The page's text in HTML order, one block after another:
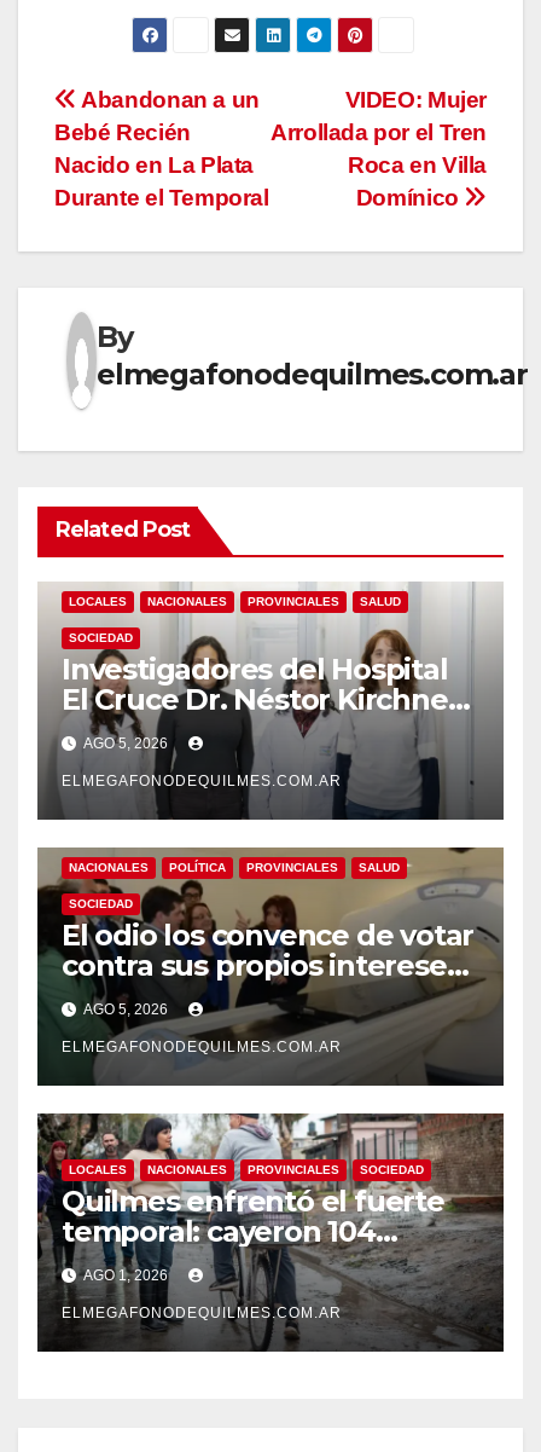
Navegación
de
entradas
VIDEO: Mujer
Arrollada por el Tren
Roca en Villa
Domínico
Abandonan a un
Bebé Recién
Nacido en La Plata
Durante el Temporal
By
elmegafonodequilmes.com.ar
Related Post
LOCALES NACIONALES PROVINCIALES SALUD
SOCIEDAD
Investigadores del Hospital
El Cruce Dr. Néstor Kirchner
desarrollan un estudio
pionero sobre el
envejecimiento cerebral y las
demencias
AGO 5, 2026
ELMEGAFONODEQUILMES.COM.AR
NACIONALES POLÍTICA PROVINCIALES SALUD
SOCIEDAD
El odio los convence de votar
contra sus propios intereses.
Una Sociedad atrapada en la
grieta
AGO 5, 2026
ELMEGAFONODEQUILMES.COM.AR
LOCALES NACIONALES PROVINCIALES SOCIEDAD
Quilmes enfrentó el fuerte
temporal: cayeron 104
milímetros de lluvia en 24
horas.
AGO 1, 2026
ELMEGAFONODEQUILMES.COM.AR